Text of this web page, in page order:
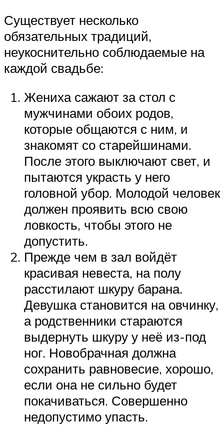
Существует несколько
обязательных традиций,
неукоснительно соблюдаемые на
каждой свадьбе:
Жениха сажают за стол с
мужчинами обоих родов,
которые общаются с ним, и
знакомят со старейшинами.
После этого выключают свет, и
пытаются украсть у него
головной убор. Молодой человек
должен проявить всю свою
ловкость, чтобы этого не
допустить.
Прежде чем в зал войдёт
красивая невеста, на полу
расстилают шкуру барана.
Девушка становится на овчинку,
а родственники стараются
выдернуть шкуру у неё из-под
ног. Новобрачная должна
сохранить равновесие, хорошо,
если она не сильно будет
покачиваться. Совершенно
недопустимо упасть.